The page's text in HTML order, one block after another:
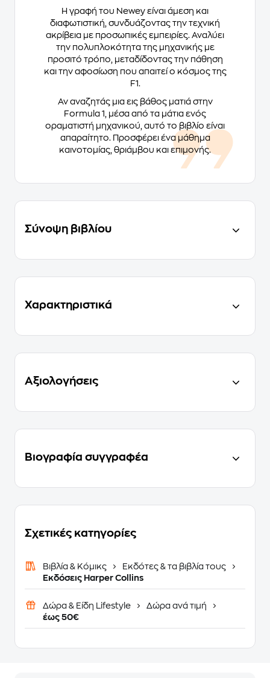
Η γραφή του Newey είναι άμεση και
διαφωτιστική, συνδυάζοντας την τεχνική
ακρίβεια με προσωπικές εμπειρίες. Αναλύει
την πολυπλοκότητα της μηχανικής με
προσιτό τρόπο, μεταδίδοντας την πάθηση
και την αφοσίωση που απαιτεί ο κόσμος της
F1.
Αν αναζητάς μια εις βάθος ματιά στην
Formula 1, μέσα από τα μάτια ενός
οραματιστή μηχανικού, αυτό το βιβλίο είναι
απαραίτητο. Προσφέρει ένα μάθημα
καινοτομίας, θριάμβου και επιμονής.
Σύνοψη βιβλίου
Χαρακτηριστικά
Αξιολογήσεις
Βιογραφία συγγραφέα
Σχετικές κατηγορίες
Βιβλία & Κόμικς
Εκδότες & τα βιβλία τους
Εκδόσεις Harper Collins
Δώρα & Είδη Lifestyle
Δώρα ανά τιμή
έως 50€